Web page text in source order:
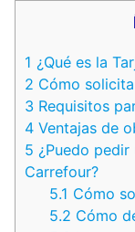
1 ¿Qué es la
2 Cómo
3 Requisitos
4 Ventajas de
5 ¿Puedo
Carrefour?
5.1 Cómo
5.2 Cómo